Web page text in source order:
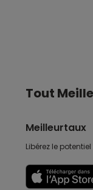
Tout
Meilleurtaux
Libérez le